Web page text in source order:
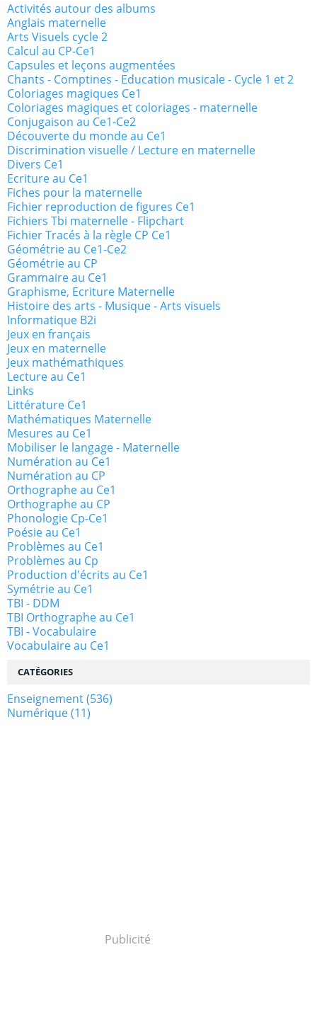
Activités autour des albums
Anglais maternelle
Arts Visuels cycle 2
Calcul au CP-Ce1
Capsules et leçons augmentées
Chants - Comptines - Education musicale - Cycle 1 et 2
Coloriages magiques Ce1
Coloriages magiques et coloriages - maternelle
Conjugaison au Ce1-Ce2
Découverte du monde au Ce1
Discrimination visuelle / Lecture en maternelle
Divers Ce1
Ecriture au Ce1
Fiches pour la maternelle
Fichier reproduction de figures Ce1
Fichiers Tbi maternelle - Flipchart
Fichier Tracés à la règle CP Ce1
Géométrie au Ce1-Ce2
Géométrie au CP
Grammaire au Ce1
Graphisme, Ecriture Maternelle
Histoire des arts - Musique - Arts visuels
Informatique B2i
Jeux en français
Jeux en maternelle
Jeux mathémathiques
Lecture au Ce1
Links
Littérature Ce1
Mathématiques Maternelle
Mesures au Ce1
Mobiliser le langage - Maternelle
Numération au Ce1
Numération au CP
Orthographe au Ce1
Orthographe au CP
Phonologie Cp-Ce1
Poésie au Ce1
Problèmes au Ce1
Problèmes au Cp
Production d'écrits au Ce1
Symétrie au Ce1
TBI - DDM
TBI Orthographe au Ce1
TBI - Vocabulaire
Vocabulaire au Ce1
CATÉGORIES
Enseignement(536)
Numérique(11)
Publicité